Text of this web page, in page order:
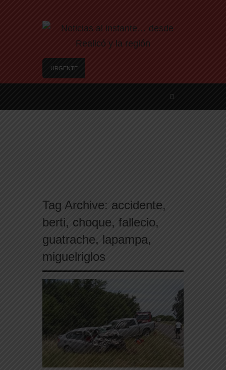
URGENTE
escondernos»
Tag Archive: accidente,
berti, choque, fallecio,
guatrache, lapampa,
miguelriglos